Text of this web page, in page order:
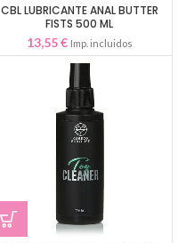
CBL LUBRICANTE ANAL BUTTER
FISTS 500 ML
13,55€ Imp. incluidos